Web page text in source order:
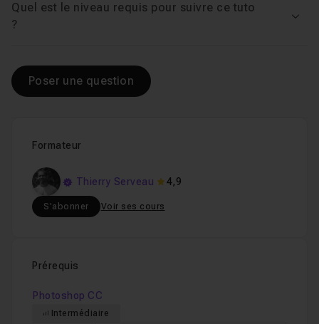
Formateur
Thierry Serveau 4,9
S'abonner Voir ses cours
Prérequis
Photoshop CC
Intermédiaire
Quel est le niveau requis pour suivre ce tuto
?
Poser une question